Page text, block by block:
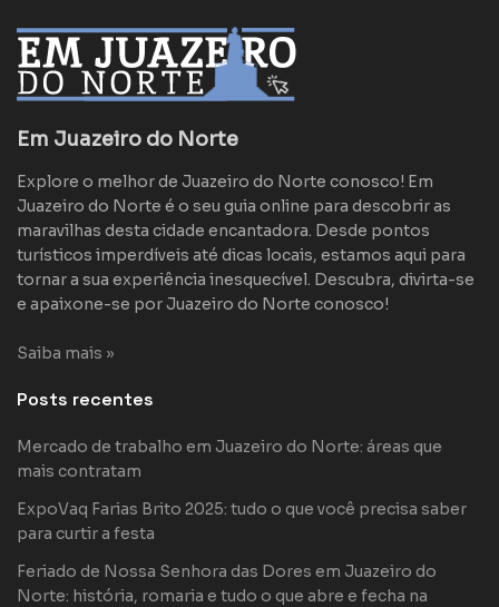
Em Juazeiro do Norte
Explore o melhor de Juazeiro do Norte conosco! Em
Juazeiro do Norte é o seu guia online para descobrir as
maravilhas desta cidade encantadora. Desde pontos
turísticos imperdíveis até dicas locais, estamos aqui para
tornar a sua experiência inesquecível. Descubra, divirta-se
e apaixone-se por Juazeiro do Norte conosco!
Saiba mais »
Posts recentes
Mercado de trabalho em Juazeiro do Norte: áreas que
mais contratam
ExpoVaq Farias Brito 2025: tudo o que você precisa saber
para curtir a festa
Feriado de Nossa Senhora das Dores em Juazeiro do
Norte: história, romaria e tudo o que abre e fecha na